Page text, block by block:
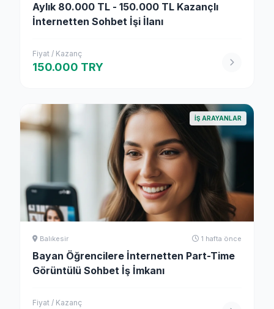
Aylık 80.000 TL - 150.000 TL Kazançlı
İnternetten Sohbet İşi İlanı
Fiyat / Kazanç
150.000 TRY
İŞ ARAYANLAR
Balıkesir 1 hafta önce
Bayan Öğrencilere İnternetten Part-Time
Görüntülü Sohbet İş İmkanı
Fiyat / Kazanç